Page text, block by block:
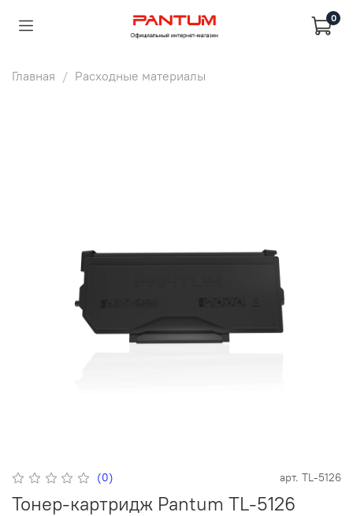
0
Главная Расходные материалы
(0) арт. TL-5126
Тонер-картридж Pantum TL-5126